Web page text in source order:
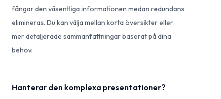
fångar den väsentliga informationen medan redundans
elimineras. Du kan välja mellan korta översikter eller
mer detaljerade sammanfattningar baserat på dina
behov.
Hanterar den komplexa presentationer?